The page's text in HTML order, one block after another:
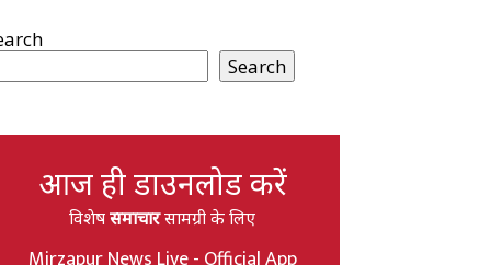
Search
आज ही डाउनलोड करें
विशेषसमाचारसामग्री के लिए